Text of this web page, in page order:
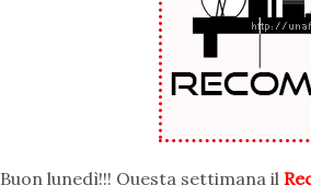
Buon lunedì!!! Questa settimana il